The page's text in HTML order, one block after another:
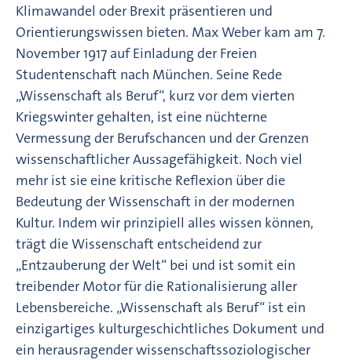
Klimawandel oder Brexit präsentieren und
Orientierungswissen bieten. Max Weber kam am 7.
November 1917 auf Einladung der Freien
Studentenschaft nach München. Seine Rede
„Wissenschaft als Beruf“, kurz vor dem vierten
Kriegswinter gehalten, ist eine nüchterne
Vermessung der Berufschancen und der Grenzen
wissenschaftlicher Aussagefähigkeit. Noch viel
mehr ist sie eine kritische Reflexion über die
Bedeutung der Wissenschaft in der modernen
Kultur. Indem wir prinzipiell alles wissen können,
trägt die Wissenschaft entscheidend zur
„Entzauberung der Welt“ bei und ist somit ein
treibender Motor für die Rationalisierung aller
Lebensbereiche. „Wissenschaft als Beruf“ ist ein
einzigartiges kulturgeschichtliches Dokument und
ein herausragender wissenschaftssoziologischer